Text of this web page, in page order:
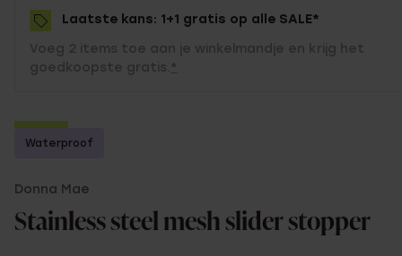
are
here:
Laatste kans: 1+1 gratis op alle SALE*
Voeg 2 items toe aan je winkelmandje en krijg het
goedkoopste gratis. *
-70%
Waterproof
Donna Mae
Stainless steel mesh slider stopper